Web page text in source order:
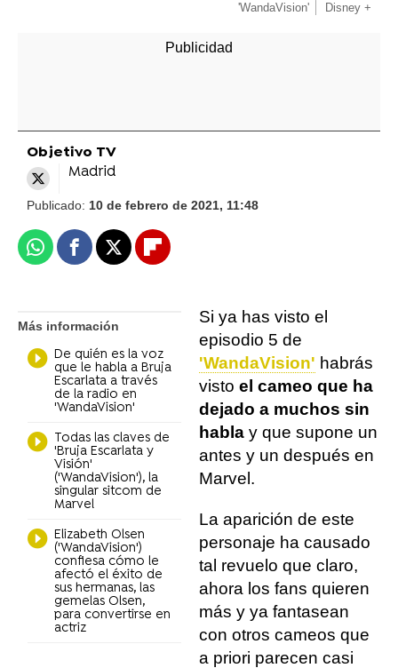
'WandaVision' Disney +
Objetivo TV
Madrid
Publicado: 10 de febrero de 2021, 11:48
WhatsappFacebook
X Flipboard
Más información
De quién es la voz
que le habla a Bruja
Escarlata a través
de la radio en
'WandaVision'
Todas las claves de
'Bruja Escarlata y
Visión'
('WandaVision'), la
singular sitcom de
Marvel
Elizabeth Olsen
('WandaVision')
confiesa cómo le
afectó el éxito de
sus hermanas, las
gemelas Olsen,
para convertirse en
actriz
Si ya has visto el
episodio 5 de
'WandaVision' habrás
visto el cameo que ha
dejado a muchos sin
habla y que supone un
antes y un después en
Marvel.
La aparición de este
personaje ha causado
tal revuelo que claro,
ahora los fans quieren
más y ya fantasean
con otros cameos que
a priori parecen casi